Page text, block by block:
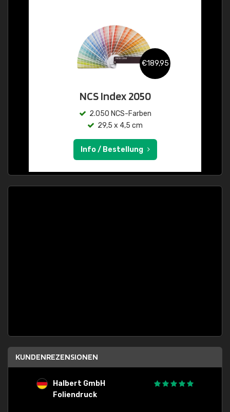
€189,95
NCS Index 2050
2.050 NCS-Farben
29,5 x 4,5 cm
Info / Bestellung
KUNDENREZENSIONEN
Halbert GmbH
Foliendruck